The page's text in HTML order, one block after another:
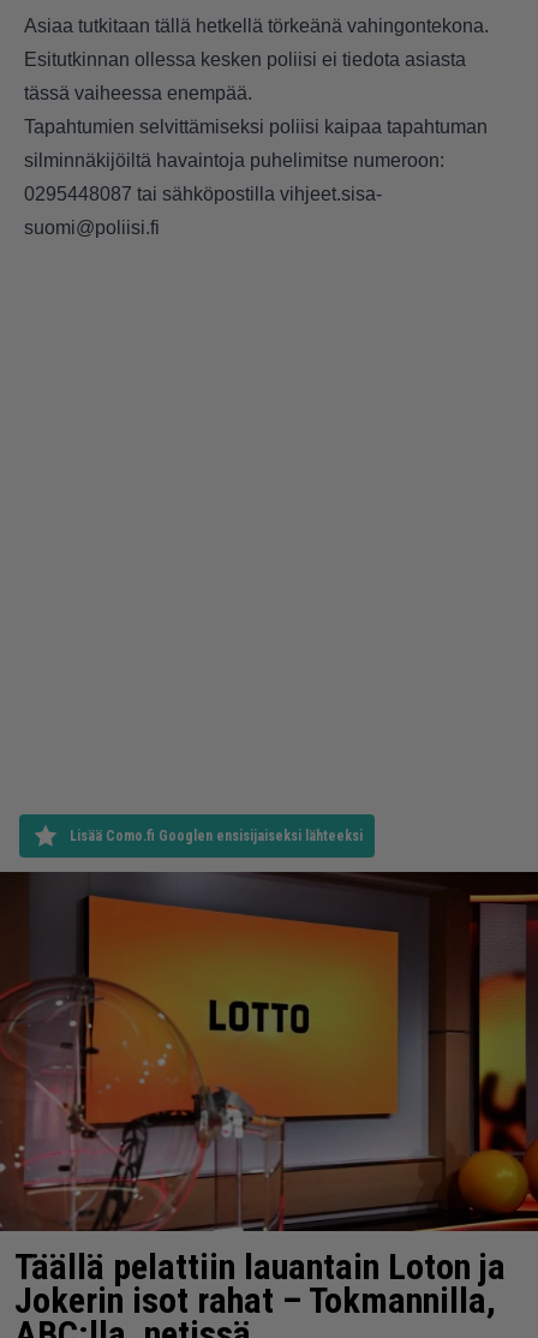
Asiaa tutkitaan tällä hetkellä törkeänä vahingontekona.
Esitutkinnan ollessa kesken poliisi ei tiedota asiasta
tässä vaiheessa enempää.
Tapahtumien selvittämiseksi poliisi kaipaa tapahtuman
silminnäkijöiltä havaintoja puhelimitse numeroon:
0295448087 tai sähköpostilla vihjeet.sisa-
suomi@poliisi.fi
Lisää Como.fi Googlen ensisijaiseksi lähteeksi
Täällä pelattiin lauantain Loton ja
Jokerin isot rahat – Tokmannilla,